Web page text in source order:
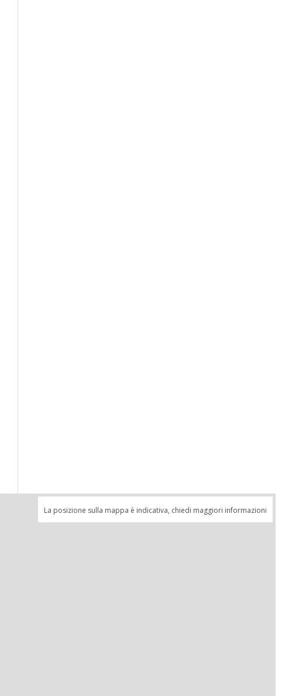
La posizione sulla mappa è indicativa, chiedi maggiori informazioni